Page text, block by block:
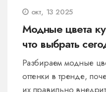
окт, 13 2025
Модные цвета
что выбрать
Разбираем модные
оттенки в тренде,
их правильно